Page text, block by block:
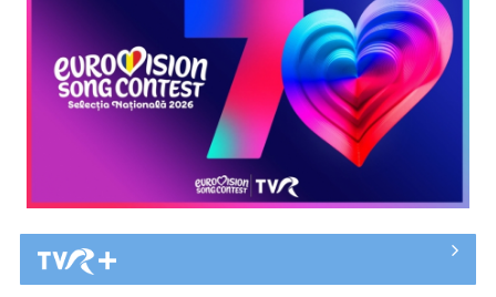
CM 2026: Elveția se impune la penalty-uri, în timp ce
Argentina reușește o ...